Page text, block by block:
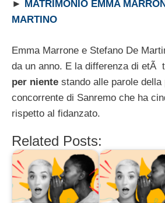
►
MATRIMONIO EMMA
MARTINO
Emma Marrone e Stefano De
da un anno. E la differenza di etÃ
per niente stando alle parole della
concorrente di Sanremo che ha
rispetto al fidanzato.
Related Posts: